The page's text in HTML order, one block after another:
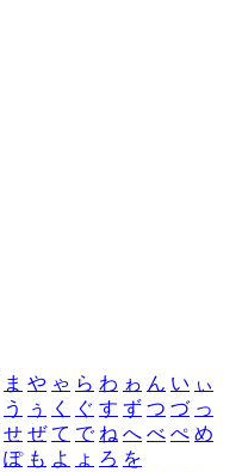
ま や ゃ ら わ ゎ ん い ぃ
う ぅ く ぐ す ず つ づ っ
せ ぜ て で ね へ べ ぺ め
ぽ も よ ょ ろ を